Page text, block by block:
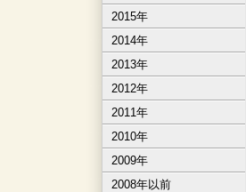
2015年
2014年
2013年
2012年
2011年
2010年
2009年
2008年以前